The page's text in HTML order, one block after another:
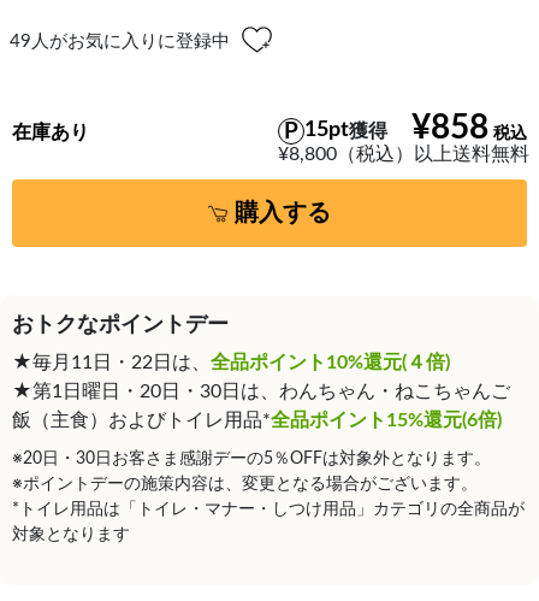
49 人がお気に入りに登録中
¥858
15pt獲得
¥8,800（税込）以上送料無料
在庫あり
購入する
おトクなポイントデー
★毎月11日・22日は、 全品ポイント10%還元(４倍)
★第1日曜日・20日・30日は、わんちゃん・ねこちゃんご
飯（主食）およびトイレ用品*全品ポイント15%還元(6倍)
※20日・30日お客さま感謝デーの5％OFFは対象外となります。
※ポイントデーの施策内容は、変更となる場合がございます。
*トイレ用品は「トイレ・マナー・しつけ用品」カテゴリの全商品が
対象となります